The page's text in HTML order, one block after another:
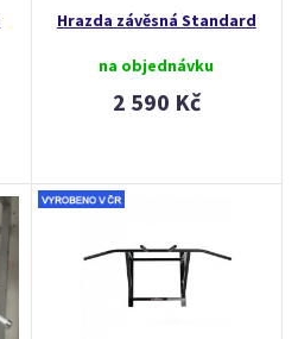
Hrazda závěsná Standard
na objednávku
2 590 Kč